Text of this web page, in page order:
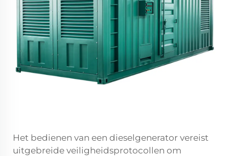
Het bedienen van een dieselgenerator vereist
uitgebreide veiligheidsprotocollen om